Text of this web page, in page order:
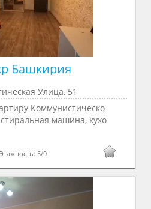
Башкирия
Улица, 51
Коммунистическо
машина, кухо
5/9